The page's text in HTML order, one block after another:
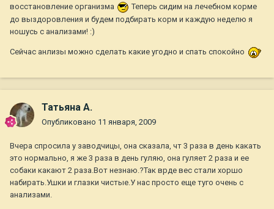
восстановление организма
Теперь сидим на лечебном корме
до выздоровления и будем подбирать корм и каждую неделю я
ношусь с анализами! :)
Сейчас анлизы можно сделать какие угодно и спать спокойно
Татьяна А.
Опубликовано 11 января, 2009
Вчера спросила у заводчицы, она сказала, чт 3 раза в день какать
это нормально, я же 3 раза в день гуляю, она гуляет 2 раза и ее
собаки какают 2 раза.Вот незнаю.?Так врде вес стали хоршо
набирать.Ушки и глазки чистые.У нас просто еще туго очень с
анализами.